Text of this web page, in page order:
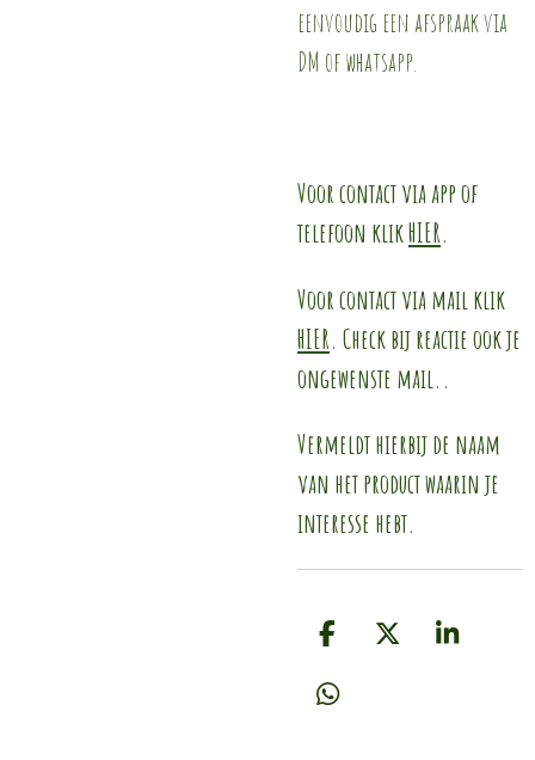
eenvoudig een afspraak via
DM of whatsapp.
Voor contact via app of
telefoon klikHIER.
Voor contact via mail klik
HIER . Check bij reactie ook je
ongewenste mail..
Vermeldt hierbij de naam
van het product waarin je
interesse hebt.
D
l
D
S
D